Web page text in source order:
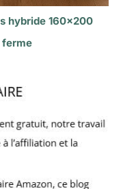
hybride 160×200